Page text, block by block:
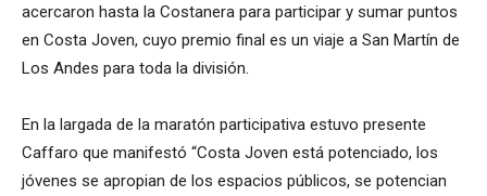
acercaron hasta la Costanera para participar y sumar puntos
en Costa Joven, cuyo premio final es un viaje a San Martín de
Los Andes para toda la división.
En la largada de la maratón participativa estuvo presente
Caffaro que manifestó “Costa Joven está potenciado, los
jóvenes se apropian de los espacios públicos, se potencian